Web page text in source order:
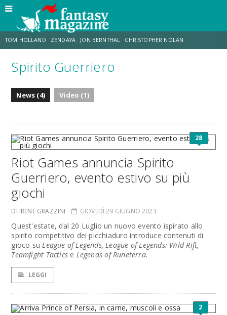
TOM HOLLAND ZENDAYA JON BERNTHAL CHRISTOPHER NOLAN
STRANIMONDI LUCCA COMICS & GAMES
Spirito Guerriero
News (4) Video (1)
28
Riot Games annuncia Spirito
Guerriero, evento estivo su più
giochi
DI IRENE GRAZZINI GIOVEDÌ 29 GIUGNO 2023
Quest'estate, dal 20 Luglio un nuovo evento ispirato allo
spirito competitivo dei picchiaduro introduce contenuti di
gioco suLeague of Legends, League of Legends: Wild Rift,
Teamfight Tacticse Legends of Runeterra.
LEGGI
2